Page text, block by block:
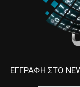
ΕΓΓΡΑΦΗ ΣΤΟ